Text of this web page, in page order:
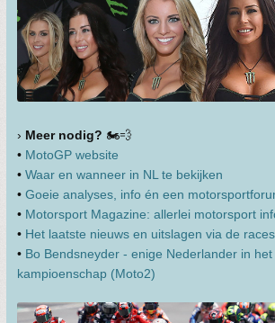
› Meer nodig? 🏍️💨
• MotoGP website
• Waar en wanneer in NL te bekijken
• Goeie analyses, info én een
• Motorsport Magazine: allerlei motorsport
• Het laatste nieuws en uitslagen via de
• Bo Bendsneyder - enige Nederlander in het
kampioenschap (Moto2)